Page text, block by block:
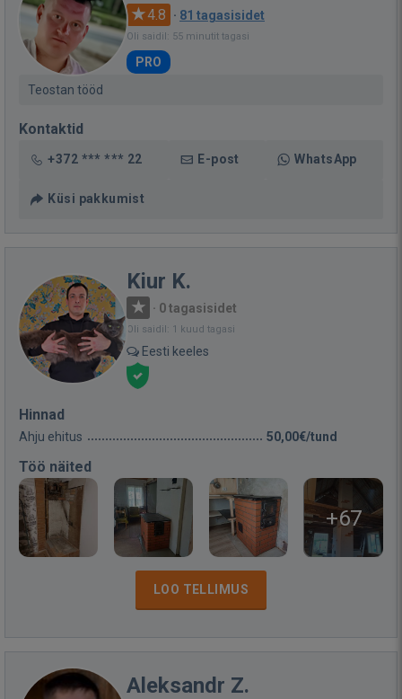
4.8 · 81 tagasisidet
Oli saidil: 55 minutit tagasi
PRO
Teostan tööd
Kontaktid
+372 *** *** 22 E-post WhatsApp
Küsi pakkumist
Kiur K.
· 0 tagasisidet
Oli saidil: 1 kuud tagasi
Eesti keeles
Hinnad
Ahju ehitus 50,00€/tund
Töö näited
+67
LOO TELLIMUS
Aleksandr Z.